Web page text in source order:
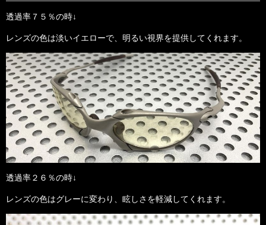
透過率７５％の時↓
レンズの色は淡いイエローで、明るい視界を提供してくれます。
透過率２６％の時↓
レンズの色はグレーに変わり、眩しさを軽減してくれます。